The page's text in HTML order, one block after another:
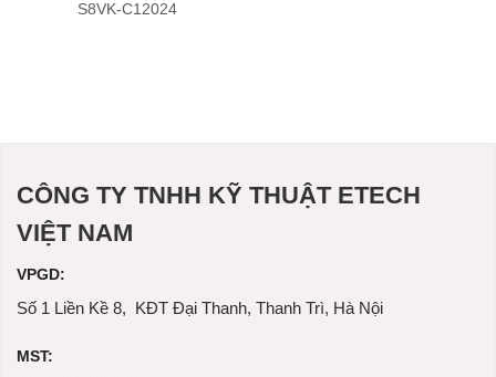
S8VK-C12024
CÔNG TY TNHH KỸ THUẬT ETECH
VIỆT NAM
VPGD:
Số 1 Liền Kề 8, KĐT Đại Thanh, Thanh Trì, Hà Nội
MST: